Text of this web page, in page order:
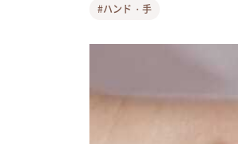
#ハンド・手